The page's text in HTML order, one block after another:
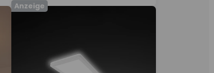
Anzeige